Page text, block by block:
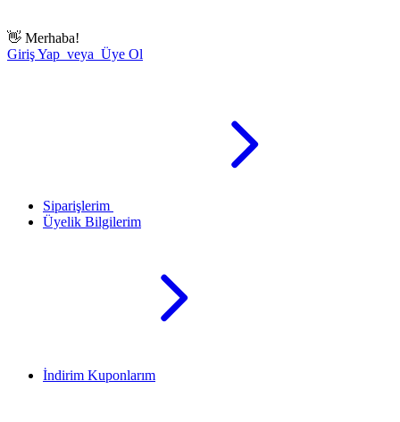
👋 Merhaba!
Giriş Yap veya Üye Ol
Siparişlerim
Üyelik Bilgilerim
İndirim Kuponlarım